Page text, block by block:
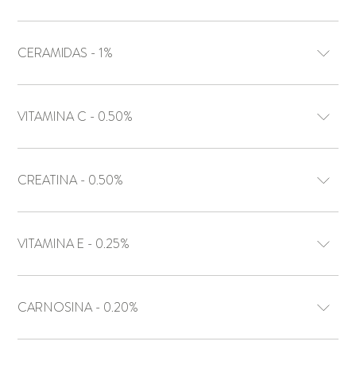
CERAMIDAS - 1%
VITAMINA C - 0.50%
CREATINA - 0.50%
VITAMINA E - 0.25%
CARNOSINA - 0.20%